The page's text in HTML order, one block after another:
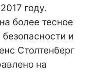
году.
более тесное
и
Столтенберг
на